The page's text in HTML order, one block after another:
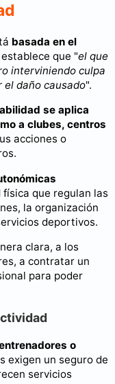
basada en el
establece que "el que
interviniendo culpa
el daño causado".
se aplica
a clubes, centros
acciones o
que regulan las
la organización
deportivos.
clara, a los
a contratar un
para poder
o
exigen un seguro de
servicios